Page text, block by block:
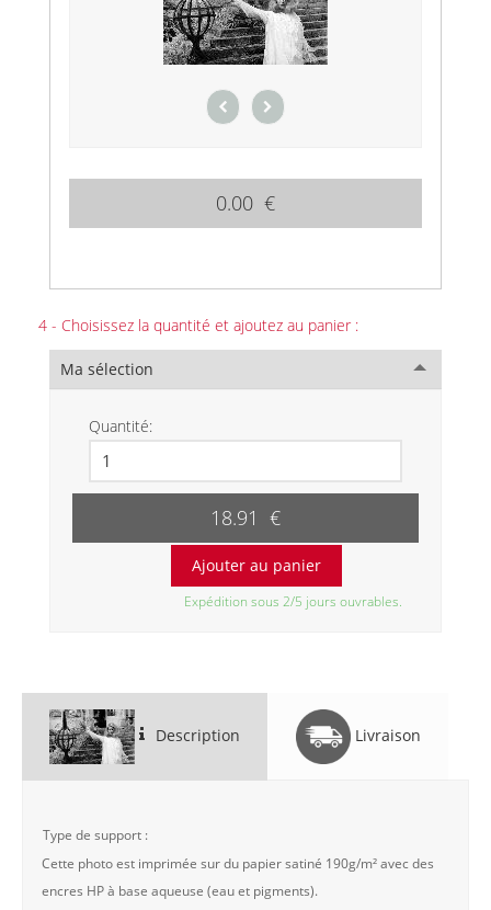
0.00 €
4 - Choisissez la quantité et ajoutez au panier :
Ma sélection
Quantité:
18.91 €
Expédition sous 2/5 jours ouvrables.
Description Livraison
Type de support :
Cette photo est imprimée sur du papier satiné 190g/m² avec des
encres HP à base aqueuse (eau et pigments).